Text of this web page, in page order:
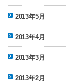
2013年5月
2013年4月
2013年3月
2013年2月